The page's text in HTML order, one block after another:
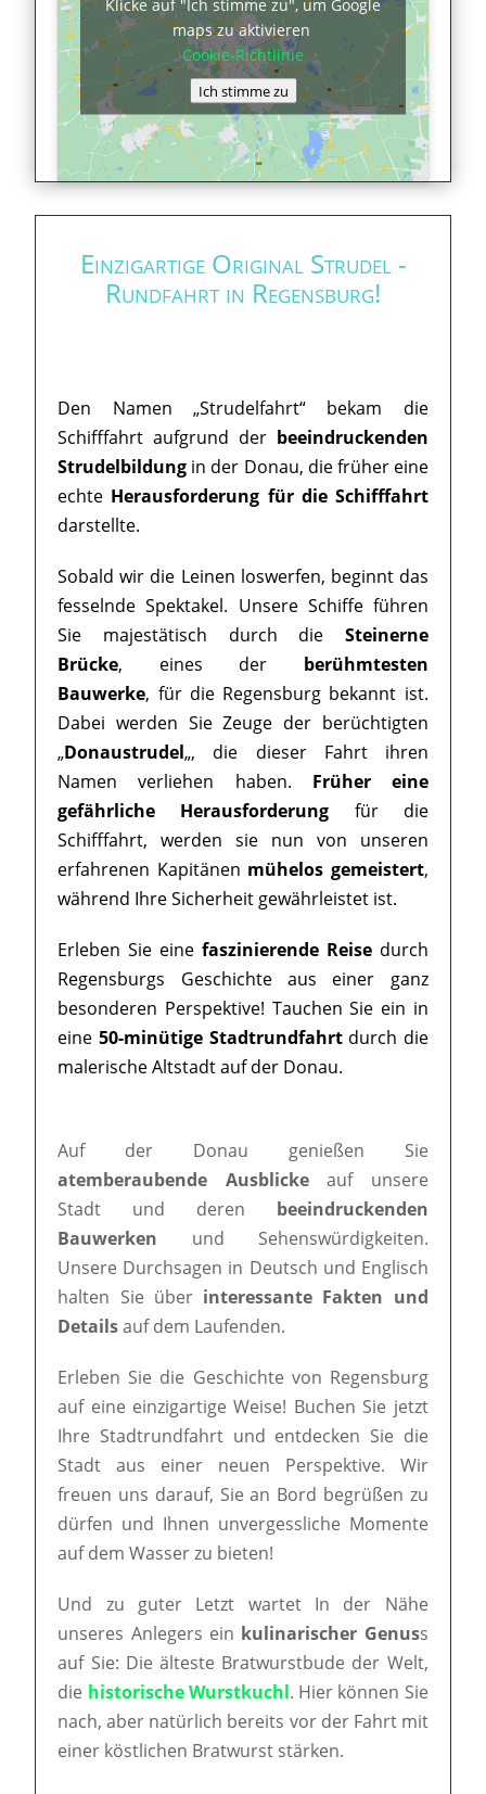
Klicke auf "Ich stimme zu", um Google
maps zu aktivieren
Cookie-Richtlinie
Ich stimme zu
Einzigartige Original Strudel -
Rundfahrt in Regensburg!
Den Namen „Strudelfahrt“ bekam die
Schifffahrt aufgrund der beeindruckenden
Strudelbildung in der Donau, die früher eine
echte Herausforderung für die Schifffahrt
darstellte.
Sobald wir die Leinen loswerfen, beginnt das
fesselnde Spektakel. Unsere Schiffe führen
Sie majestätisch durch die Steinerne
Brücke, eines der berühmtesten
Bauwerke, für die Regensburg bekannt ist.
Dabei werden Sie Zeuge der berüchtigten
„Donaustrudel„, die dieser Fahrt ihren
Namen verliehen haben. Früher eine
gefährliche Herausforderung für die
Schifffahrt, werden sie nun von unseren
erfahrenen Kapitänen mühelos gemeistert,
während Ihre Sicherheit gewährleistet ist.
Erleben Sie eine faszinierende Reisedurch
Regensburgs Geschichte aus einer ganz
besonderen Perspektive! Tauchen Sie ein in
eine 50-minütige Stadtrundfahrtdurch die
malerische Altstadt auf der Donau.
Auf der Donau genießen Sie
atemberaubende Ausblickeauf unsere
Stadt und deren beeindruckenden
Bauwerken und Sehenswürdigkeiten.
Unsere Durchsagen in Deutsch und Englisch
halten Sie über interessante Fakten und
Detailsauf dem Laufenden.
Erleben Sie die Geschichte von Regensburg
auf eine einzigartige Weise! Buchen Sie jetzt
Ihre Stadtrundfahrt und entdecken Sie die
Stadt aus einer neuen Perspektive. Wir
freuen uns darauf, Sie an Bord begrüßen zu
dürfen und Ihnen unvergessliche Momente
auf dem Wasser zu bieten!
Und zu guter Letzt wartet In der Nähe
unseres Anlegers ein kulinarischer Genuss
auf Sie: Die älteste Bratwurstbude der Welt,
die historische Wurstkuchl. Hier können Sie
nach, aber natürlich bereits vor der Fahrt mit
einer köstlichen Bratwurst stärken.